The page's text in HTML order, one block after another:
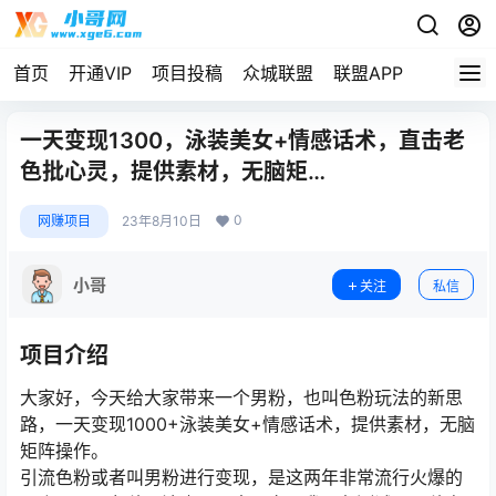
首页 开通VIP 项目投稿 众城联盟 联盟APP
一天变现1300，泳装美女+情感话术，直击老
色批心灵，提供素材，无脑矩…
网赚项目 23年8月10日 0
小哥 关注 私信
项目介绍
大家好，今天给大家带来一个男粉，也叫色粉玩法的新思
路，一天变现1000+泳装美女+情感话术，提供素材，无脑
矩阵操作。
引流色粉或者叫男粉进行变现，是这两年非常流行火爆的